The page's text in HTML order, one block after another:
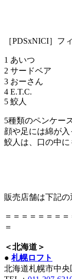
［PDSxNICI］フ
1 あいつ
2 サードベア
3 おーさん
4 E.T.C.
5 鮫人
5種類のペンケー
顔や足には綿が入
鮫人は、口の中に
販売店舗は下記の
＝＝＝＝＝＝＝
＝
＜北海道＞
● 札幌ロフト
北海道札幌市中